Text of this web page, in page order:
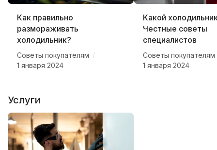
Как правильно
размораживать
холодильник?
Советы покупателям /
1 января 2024
Какой
Честные советы
специалистов
Советы покупателям
1 января 2024
Услуги